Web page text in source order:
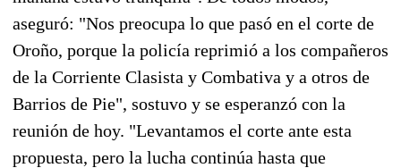
aseguró: "Nos preocupa lo que pasó en el corte de
Oroño, porque la policía reprimió a los compañeros
de la Corriente Clasista y Combativa y a otros de
Barrios de Pie", sostuvo y se esperanzó con la
reunión de hoy. "Levantamos el corte ante esta
propuesta, pero la lucha continúa hasta que